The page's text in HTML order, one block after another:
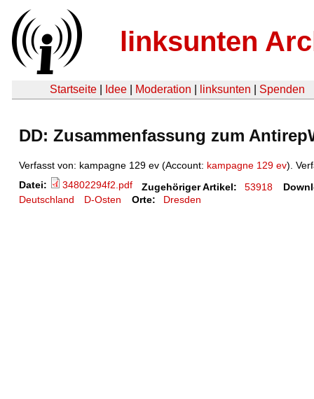
linksunten
Startseite Idee Moderation linksunten Spenden
DD: Zusammenfassung zum
Verfasst von: kampagne 129 ev (Account: kampagne 129 ev).
Datei:
34802294f2.pdf Zugehöriger Artikel: 53918
Deutschland
D-Osten Orte: Dresden